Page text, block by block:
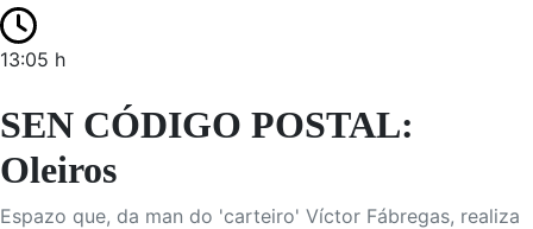
13:05 h
SEN CÓDIGO POSTAL:
Oleiros
Espazo que, da man do 'carteiro' Víctor Fábregas, realiza